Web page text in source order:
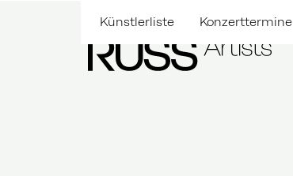
Künstlerliste Konzerttermine